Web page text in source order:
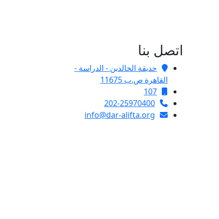
اتصل بنا
حديقة الخالدين - الدراسة -
القاهرة ص.ب 11675
107
202-25970400
info@dar-alifta.org